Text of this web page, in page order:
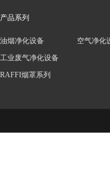
产品系列
油烟净化设备
工业废气净化设备
RAFFI烟罩系列
空气净化